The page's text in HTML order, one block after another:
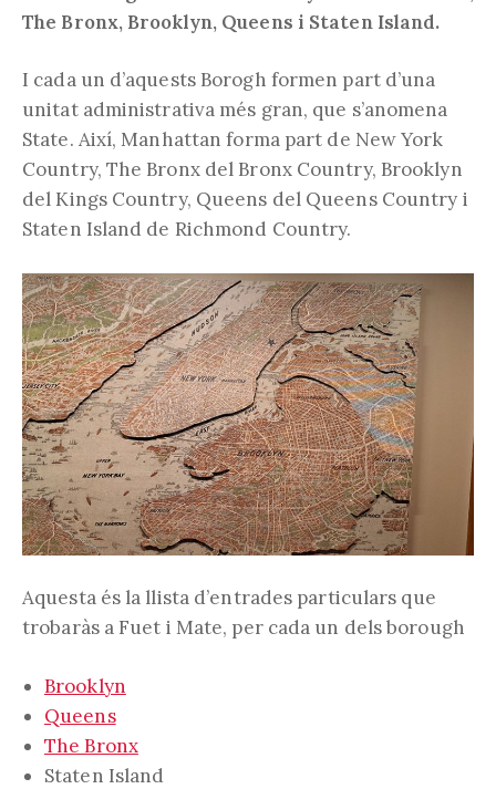
The Bronx, Brooklyn, Queens i Staten Island.
I cada un d’aquests Borogh formen part d’una
unitat administrativa més gran, que s’anomena
State. Així, Manhattan forma part de New York
Country, The Bronx del Bronx Country, Brooklyn
del Kings Country, Queens del Queens Country i
Staten Island de Richmond Country.
Aquesta és la llista d’entrades particulars que
trobaràs a Fuet i Mate, per cada un dels borough
Brooklyn
Queens
The Bronx
Staten Island